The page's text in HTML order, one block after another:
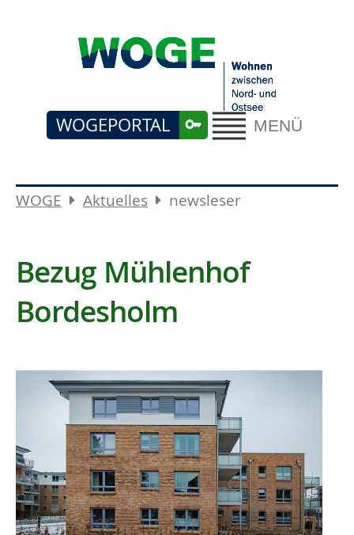
MENÜ
WOGEPORTAL
WOGE Aktuelles newsleser
Bezug Mühlenhof
Bordesholm